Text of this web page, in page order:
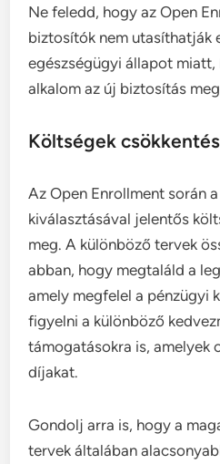
Ne feledd, hogy az Open
biztosítók nem utasíthatják
egészségügyi állapot
alkalom az új biztosítás
Költségek
Az Open Enrollment során
kiválasztásával jelentős
meg. A különböző tervek
abban, hogy megtaláld a
amely megfelel a pénzügyi
figyelni a különböző
támogatásokra is, amelyek
díjakat.
Gondolj arra is, hogy a
tervek általában